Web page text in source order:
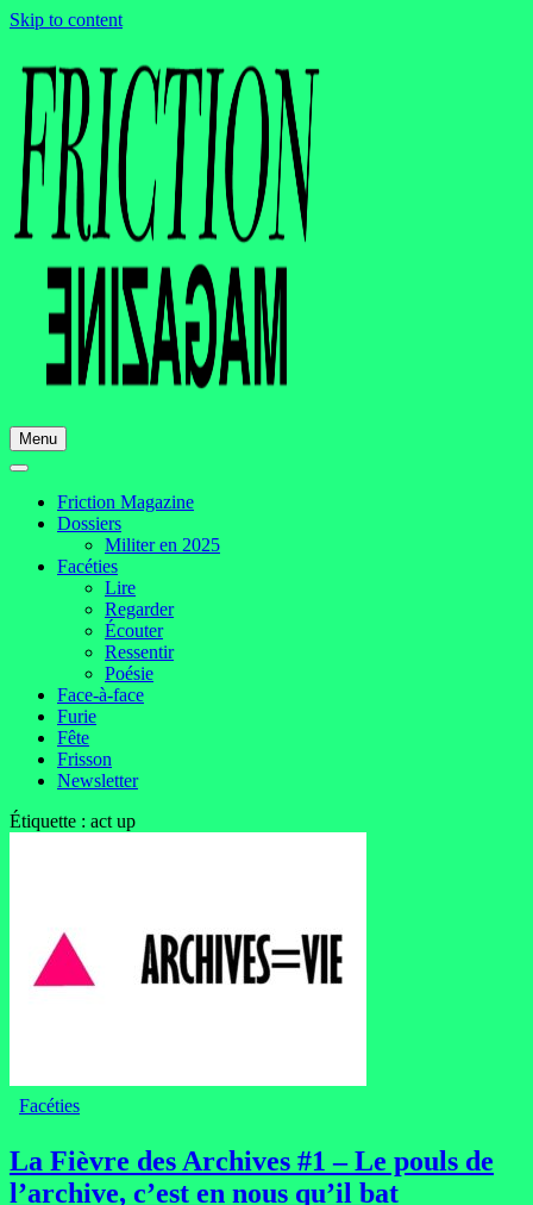
Skip to content
Menu
Friction Magazine
Dossiers
Militer en 2025
Facéties
Lire
Regarder
Écouter
Ressentir
Poésie
Face-à-face
Furie
Fête
Frisson
Newsletter
Étiquette : act up
Facéties
La Fièvre des Archives #1 – Le pouls de
l’archive, c’est en nous qu’il bat